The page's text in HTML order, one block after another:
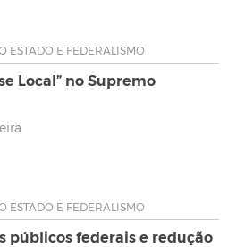
ESTADO E FEDERALISMO
Local” no Supremo
ESTADO E FEDERALISMO
públicos federais e redução